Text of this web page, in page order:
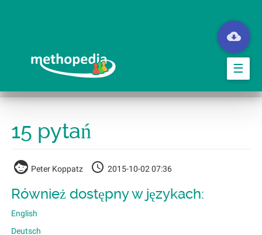
☰
15 pytań
Peter Koppatz 2015-10-02 07:36
Również dostępny w językach:
English
Deutsch